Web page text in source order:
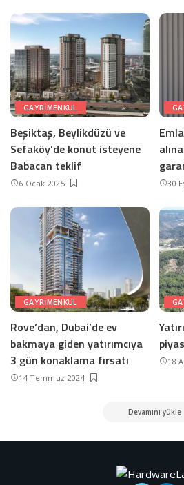
GAYRIMENKUL
Beşiktaş, Beylikdüzü ve
Sefaköy’de konut isteyene
Babacan teklif
6 Ocak 2025 30
GAYRIMENKUL
Rove’dan, Dubai’de ev
bakmaya giden yatırımcıya
3 gün konaklama fırsatı
14 Temmuz 2024
18
Devamını yükle